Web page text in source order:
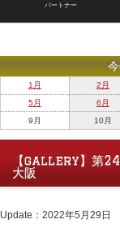
パートナー
1月 2月
5月
6月
9月
10月
【gallery】第24
大阪
Update：2022年5月29日